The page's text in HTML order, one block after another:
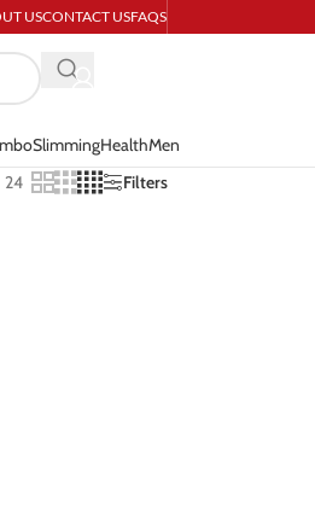
USCONTACT USFAQS
SlimmingHealthMen
24 Filters